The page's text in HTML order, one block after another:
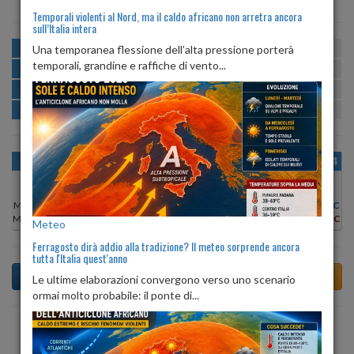
MATTINA min:18º max:24º U:
POMERIGGIO min:24º max:26º
SERA min:21º max:24º U:78% 97%
NOTTE min: 18º max:20º U:71%
OGGI
Min:
26°C
Max:28°C
DOM 09
Min:
Max:26°C
LUN 10
Min:25°C
Max:26°C
MAR 11
Min:
26°C
Max:27°C
MER 12
Max:27°C
GIO 13
Min:24°C
Max:26°C
VEN 14
25°C
Max:26°C
Previsioni del Tempo a Accumoli di domani
Temporali violenti al Nord, ma il caldo africano non arretra ancora
sull’Italia intera
Una temporanea flessione dell’alta pressione porterà
temporali, grandine e raffiche di vento...
Meteo
Ferragosto dirà addio alla tradizione? Il meteo sorprende ancora
tutta l'Italia quest'anno
Le ultime elaborazioni convergono verso uno scenario
ormai molto probabile: il ponte di...